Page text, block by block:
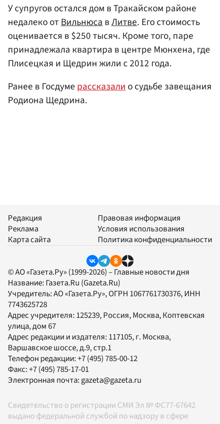
У супругов остался дом в Тракайском районе
недалеко отВильнюсавЛитве. Его стоимость
оценивается в $250 тысяч. Кроме того, паре
принадлежала квартира в центре Мюнхена, где
Плисецкая и Щедрин жили с 2012 года.
Ранее в Госдуме рассказалио судьбе завещания
Родиона Щедрина.
Редакция
Реклама
Карта сайта
Правовая информация
Условия использования
Политика конфиденциальности
© АО «Газета.Ру» (1999-2026) – Главные новости дня
Название: Газета.Ru (Gazeta.Ru)
Учредитель:АО «Газета.Ру», ОГРН 1067761730376, ИНН
7743625728
Адрес учредителя: 125239, Россия, Москва, Коптевская
улица, дом 67
Адрес редакции и издателя: 117105, г. Москва,
Варшавское шоссе, д.9, стр.1
Телефон редакции:+7 (495) 785-00-12
Факс:+7 (495) 785-17-01
Электронная почта: gazeta@gazeta.ru
Свидетельство о регистрации СМИ Эл № ФС77-67642
выдано федеральной службой по надзору в сфере